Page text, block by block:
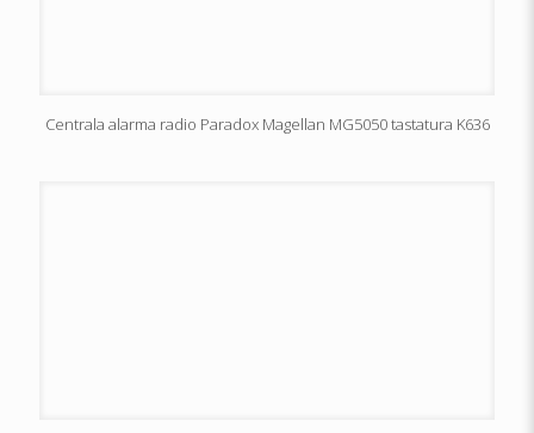
Centrala alarma radio Paradox Magellan MG5050 tastatura K636